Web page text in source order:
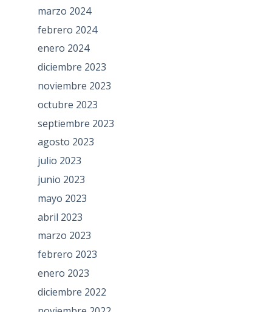
marzo 2024
febrero 2024
enero 2024
diciembre 2023
noviembre 2023
octubre 2023
septiembre 2023
agosto 2023
julio 2023
junio 2023
mayo 2023
abril 2023
marzo 2023
febrero 2023
enero 2023
diciembre 2022